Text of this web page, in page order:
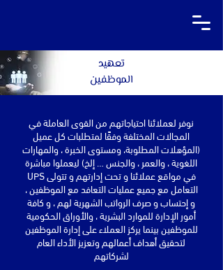
تعهيد
الموظفين
نوفر لعملائنا احتياجاتهم من القوى العاملة في
المجالات المختلفة وفقًا لمتطلبات كل عميل
(المؤهلات المطلوبة، ومستوى الخبرة ، والمهارات
اللغوية ، والعمر ، والجنس … إلخ) ليعملوا مباشرة
في مواقع عملائنا و تحت إدارتهم و تتولى UPS
التعامل مع جميع عمليات التعافد مع الموظفين ،
و إحتساب و صرف الرواتب الشهرية لهم ، و كافة
أمور الإدارة للموارد البشرية ، والأوراق الحكومية
للموظفين بينما يركز العملاء على إدارة الموظفين
لتحقيق أهداف أعمالهم وتعزيز الأداء العام
لشركاتهم